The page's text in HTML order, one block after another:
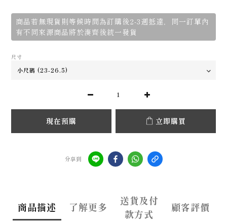
商品若無現貨則等候時間為訂購後2-3週抵達，同一訂單內
有不同來源商品將於湊齊後統一發貨
尺寸
現在預購 立即購買
分享到
商品描述 了解更多
送貨及付
款方式
顧客評價